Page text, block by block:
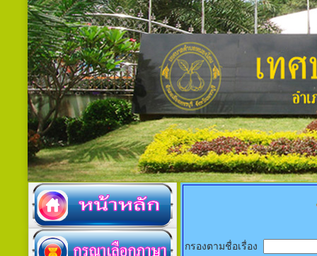
กรองตามชื่อเรื่อง